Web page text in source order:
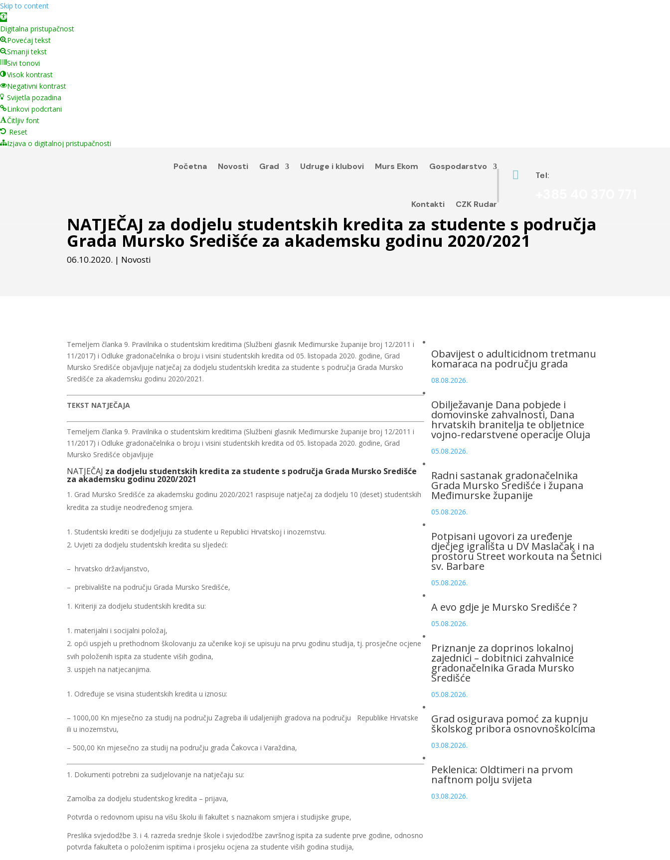
Skip to content
Open toolbar
Digitalna pristupačnost
Povećaj tekst
Smanji tekst
Sivi tonovi
Visok kontrast
Negativni kontrast
Svijetla pozadina
Linkovi podcrtani
Čitljiv font
Reset
Izjava o digitalnoj pristupačnosti
Početna Novosti Grad Udruge i klubovi Murs Ekom Gospodarstvo
Kontakti CZK Rudar
 Tel:
NATJEČAJ za dodjelu studentskih kredita za studente s područja
Grada Mursko Središće za akademsku godinu 2020/2021
06.10.2020. | Novosti
Temeljem članka 9. Pravilnika o studentskim kreditima (Službeni glasnik Međimurske županije broj 12/2011 i
11/2017) i Odluke gradonačelnika o broju i visini studentskih kredita od 05. listopada 2020. godine, Grad
Mursko Središće objavljuje natječaj za dodjelu studentskih kredita za studente s područja Grada Mursko
Središće za akademsku godinu 2020/2021.
TEKST NATJEČAJA
Temeljem članka 9. Pravilnika o studentskim kreditima (Službeni glasnik Međimurske županije broj 12/2011 i
11/2017) i Odluke gradonačelnika o broju i visini studentskih kredita od 05. listopada 2020. godine, Grad
Mursko Središće objavljuje
NATJEČAJ za dodjelu studentskih kredita za studente s područja Grada Mursko Središće
za akademsku godinu 2020/2021
Grad Mursko Središće za akademsku godinu 2020/2021 raspisuje natječaj za dodjelu 10 (deset) studentskih
kredita za studije neodređenog smjera.
Studentski krediti se dodjeljuju za studente u Republici Hrvatskoj i inozemstvu.
Uvjeti za dodjelu studentskih kredita su sljedeći:
– hrvatsko državljanstvo,
– prebivalište na području Grada Mursko Središće,
Kriteriji za dodjelu studentskih kredita su:
materijalni i socijalni položaj,
opći uspjeh u prethodnom školovanju za učenike koji se upisuju na prvu godinu studija, tj. prosječne ocjene
svih položenih ispita za studente viših godina,
uspjeh na natjecanjima.
Određuje se visina studentskih kredita u iznosu:
– 1000,00 Kn mjesečno za studij na području Zagreba ili udaljenijih gradova na području Republike Hrvatske
ili u inozemstvu,
– 500,00 Kn mjesečno za studij na području grada Čakovca i Varaždina,
Dokumenti potrebni za sudjelovanje na natječaju su:
Zamolba za dodjelu studentskog kredita – prijava,
Potvrda o redovnom upisu na višu školu ili fakultet s naznakom smjera i studijske grupe,
Preslika svjedodžbe 3. i 4. razreda srednje škole i svjedodžbe završnog ispita za sudente prve godine, odnosno
potvrda fakulteta o položenim ispitima i prosjeku ocjena za studente viših godina studija,
Obavijest o adulticidnom tretmanu
komaraca na području grada
08.08.2026.
Obilježavanje Dana pobjede i
domovinske zahvalnosti, Dana
hrvatskih branitelja te obljetnice
vojno-redarstvene operacije Oluja
05.08.2026.
Radni sastanak gradonačelnika
Grada Mursko Središće i župana
Međimurske županije
05.08.2026.
Potpisani ugovori za uređenje
dječjeg igrališta u DV Maslačak i na
prostoru Street workouta na Šetnici
sv. Barbare
05.08.2026.
A evo gdje je Mursko Središće ?
05.08.2026.
Priznanje za doprinos lokalnoj
zajednici – dobitnici zahvalnice
gradonačelnika Grada Mursko
Središće
05.08.2026.
Grad osigurava pomoć za kupnju
školskog pribora osnovnoškolcima
03.08.2026.
Peklenica: Oldtimeri na prvom
naftnom polju svijeta
03.08.2026.